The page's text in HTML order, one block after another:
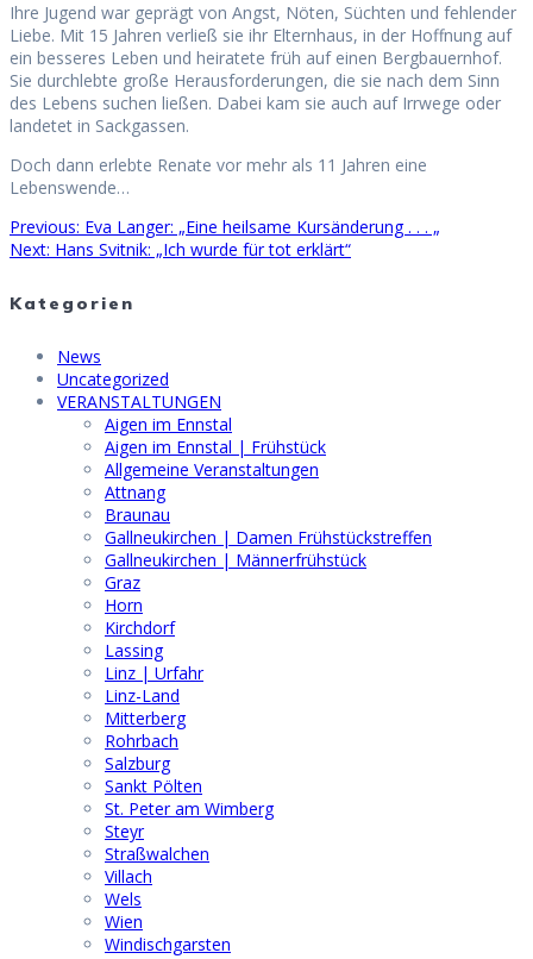
Ihre Jugend war geprägt von Angst, Nöten, Süchten und fehlender
Liebe. Mit 15 Jahren verließ sie ihr Elternhaus, in der Hoffnung auf
ein besseres Leben und heiratete früh auf einen Bergbauernhof.
Sie durchlebte große Herausforderungen, die sie nach dem Sinn
des Lebens suchen ließen. Dabei kam sie auch auf Irrwege oder
landetet in Sackgassen.
Doch dann erlebte Renate vor mehr als 11 Jahren eine
Lebenswende…
Beitragsnavigation
Previous: Previous
post:
Eva Langer: „Eine heilsame Kursänderung . . . „
Next: Next
Hans Svitnik: „Ich wurde für tot erklärt“
Kategorien
News
Uncategorized
VERANSTALTUNGEN
Aigen im Ennstal
Aigen im Ennstal | Frühstück
Allgemeine Veranstaltungen
Attnang
Braunau
Gallneukirchen | Damen Frühstückstreffen
Gallneukirchen | Männerfrühstück
Graz
Horn
Kirchdorf
Lassing
Linz | Urfahr
Linz-Land
Mitterberg
Rohrbach
Salzburg
Sankt Pölten
St. Peter am Wimberg
Steyr
Straßwalchen
Villach
Wels
Wien
Windischgarsten